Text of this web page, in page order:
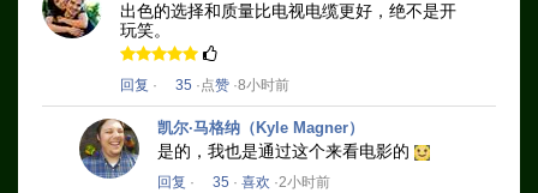
出色的选择和质量比电视电缆更好，绝不是开
玩笑。
回复 · 35 ·点赞 ·8小时前
凯尔·马格纳（Kyle Magner）
是的，我也是通过这个来看电影的
回复 · 35 · 喜欢 ·2小时前